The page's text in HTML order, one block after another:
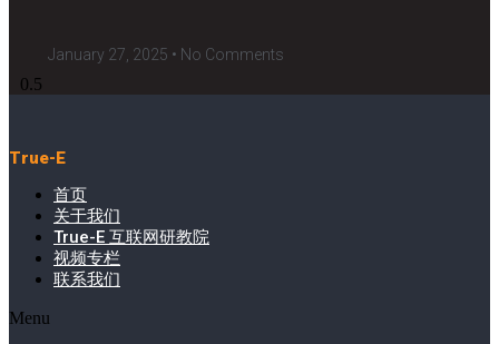
January 27, 2025 No Comments
True-E
首页
关于我们
True-E 互联网研教院
视频专栏
联系我们
Menu